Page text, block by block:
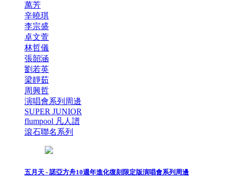
萬芳
辛曉琪
李宗盛
卓文萱
林哲儀
張韶涵
劉若英
梁靜茹
周興哲
演唱會系列周邊
SUPER JUNIOR
flumpool 凡人譜
滾石聯名系列
五月天 - 諾亞方舟10週年進化復刻限定版演唱會系列周邊